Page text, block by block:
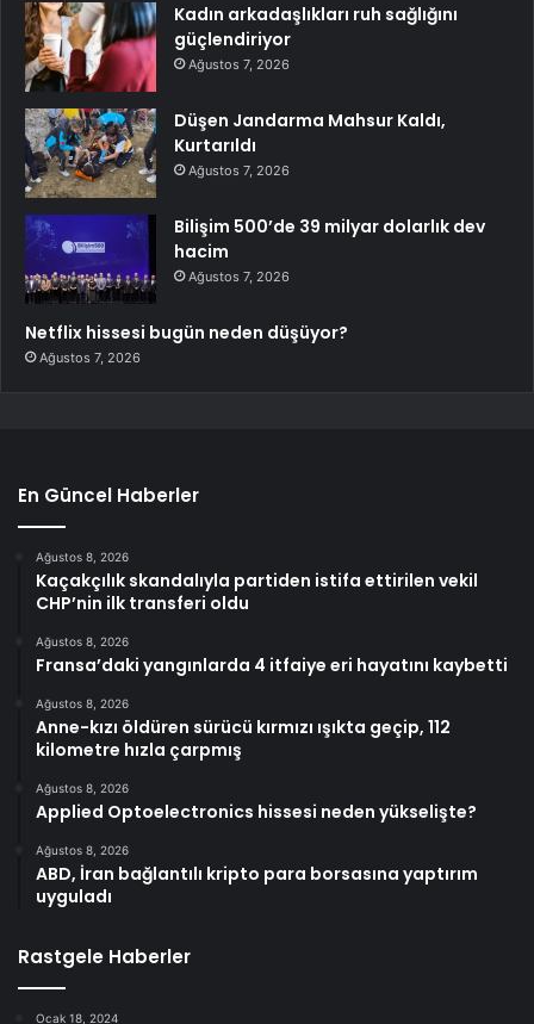
Kadın arkadaşlıkları ruh sağlığını
güçlendiriyor
Ağustos 7, 2026
Düşen Jandarma Mahsur Kaldı,
Kurtarıldı
Ağustos 7, 2026
Bilişim 500’de 39 milyar dolarlık dev
hacim
Ağustos 7, 2026
Netflix hissesi bugün neden düşüyor?
Ağustos 7, 2026
En Güncel Haberler
Ağustos 8, 2026
Kaçakçılık skandalıyla partiden istifa ettirilen vekil
CHP’nin ilk transferi oldu
Ağustos 8, 2026
Fransa’daki yangınlarda 4 itfaiye eri hayatını kaybetti
Ağustos 8, 2026
Anne-kızı öldüren sürücü kırmızı ışıkta geçip, 112
kilometre hızla çarpmış
Ağustos 8, 2026
Applied Optoelectronics hissesi neden yükselişte?
Ağustos 8, 2026
ABD, İran bağlantılı kripto para borsasına yaptırım
uyguladı
Rastgele Haberler
Ocak 18, 2024